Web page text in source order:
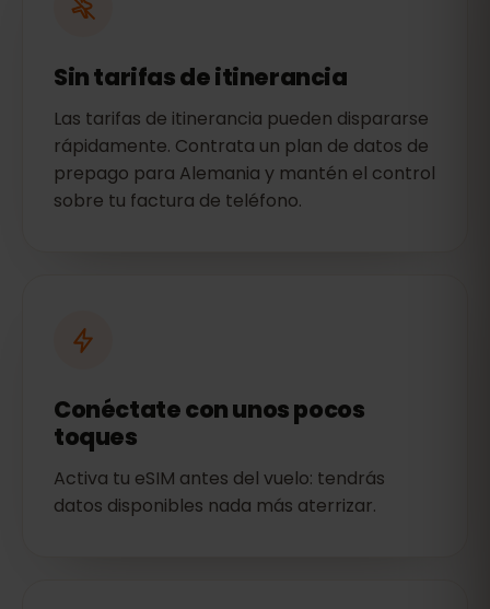
Sin tarifas de itinerancia
Las tarifas de itinerancia pueden dispararse
rápidamente. Contrata un plan de datos de
prepago para Alemania y mantén el control
sobre tu factura de teléfono.
Conéctate con unos pocos
toques
Activa tu eSIM antes del vuelo: tendrás
datos disponibles nada más aterrizar.